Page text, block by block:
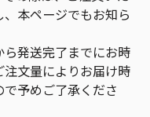
本ページでもお知ら
発送完了までにお時
文量によりお届け時
予めご了承くださ